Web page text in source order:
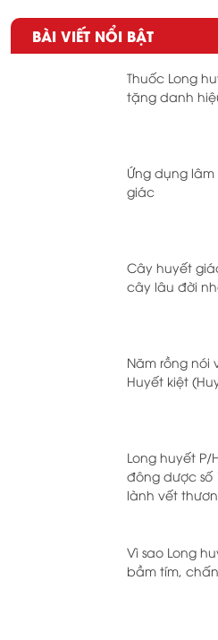
BÀI VIẾT NỔI BẬT
Thuốc Long
tặng danh
Ứng dụng
giác
Cây huyết
cây lâu đời
Năm rồng nói
Huyết kiệt
Long huyết
đông dược số
lành vết
Vì sao Long
bầm tím,